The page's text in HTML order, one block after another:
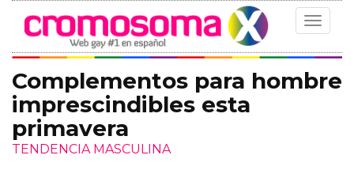
Toggle
Complementos para hombre
imprescindibles esta
primavera
TENDENCIA MASCULINA